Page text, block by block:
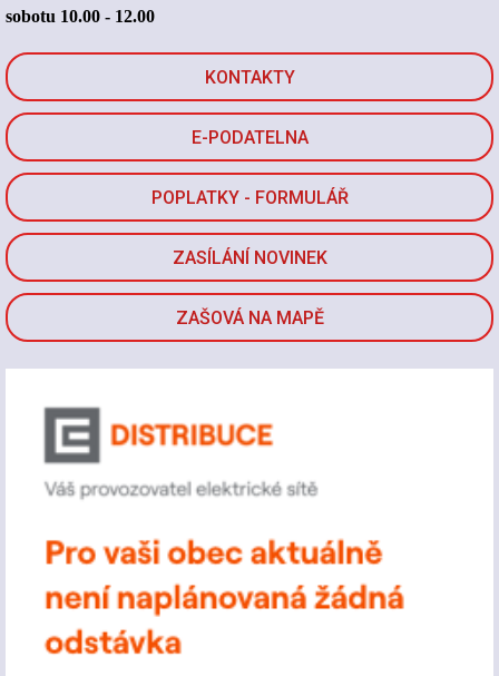
KONTAKTY
E-PODATELNA
POPLATKY - FORMULÁŘ
ZASÍLÁNÍ NOVINEK
ZAŠOVÁ NA MAPĚ
sobotu 10.00 - 12.00